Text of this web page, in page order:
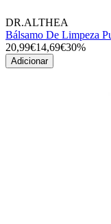
DR.ALTHEA
Bálsamo De Limpeza
20,99€14,69€30%
Adicionar